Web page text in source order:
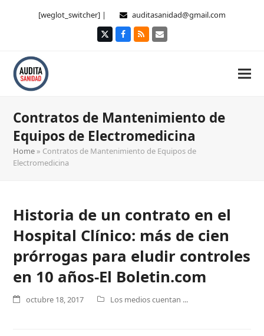
[weglot_switcher] | auditasanidad@gmail.com
TwitterFacebook
RSS Correo
Contratos de Mantenimiento de
Equipos de Electromedicina
Home » Contratos de Mantenimiento de Equipos de
Electromedicina
Historia de un contrato en el
Hospital Clínico: más de cien
prórrogas para eludir controles
en 10 años-El Boletin.com
octubre 18, 2017 Los medios cuentan ...